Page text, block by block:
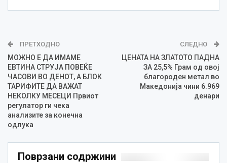
ПРЕТХОДНО
МОЖНО Е ДА ИМАМЕ
ЕВТИНА СТРУЈА ПОВЕЌЕ
ЧАСОВИ ВО ДЕНОТ, А БЛОК
ТАРИФИТЕ ДА ВАЖАТ
НЕКОЛКУ МЕСЕЦИ Првиот
регулатор ги чека
анализите за конечна
одлука
СЛЕДНО
ЦЕНАТА НА ЗЛАТОТО ПАДНА
ЗА 25,5% Грам од овој
благороден метал во
Македонија чини 6.969
денари
Поврзани содржини